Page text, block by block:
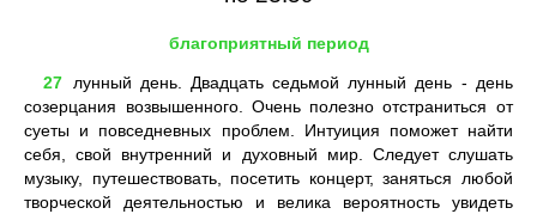
благоприятный период
27
лунный день. Двадцать седьмой лунный день - день
созерцания возвышенного. Очень полезно отстраниться от
суеты и повседневных проблем. Интуиция поможет найти
себя, свой внутренний и духовный мир. Следует слушать
музыку, путешествовать, посетить концерт, заняться любой
творческой деятельностью и велика вероятность увидеть